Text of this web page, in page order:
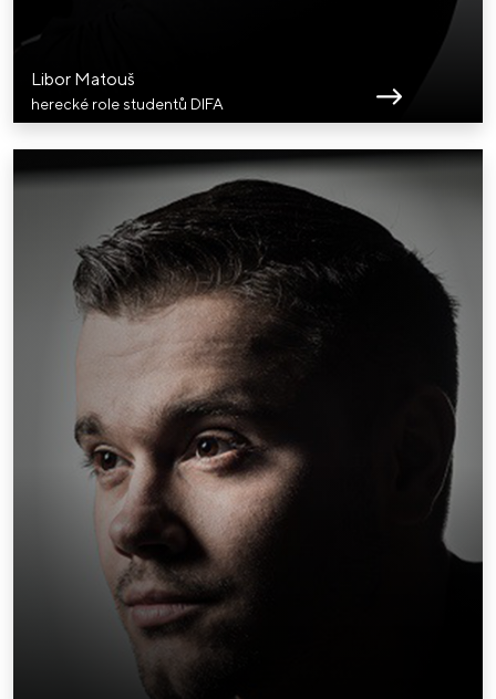
Libor Matouš
herecké role studentů DIFA